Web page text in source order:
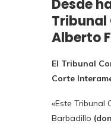
Desde
Tribunal
Alberto
El Tribunal
Corte
«Este Tribunal
Barbadillo